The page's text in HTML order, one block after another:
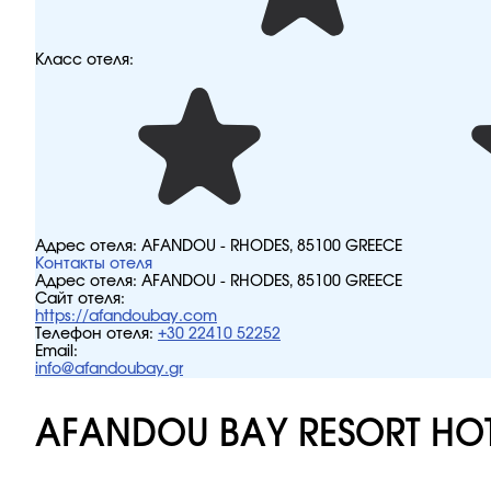
Класс отеля:
Адрес отеля: AFANDOU - RHODES, 85100 GREECE
Контакты отеля
Адрес отеля: AFANDOU - RHODES, 85100 GREECE
Сайт отеля:
https://afandoubay.com
Телефон отеля: +30 22410 52252
Email:
info@afandoubay.gr
AFANDOU BAY RESORT